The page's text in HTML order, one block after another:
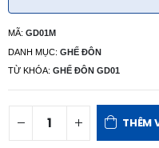
MÃ: GD01M
DANH MỤC: GHẾ ĐÔN
TỪ KHÓA: GHẾ ĐÔN GD01
THÊM